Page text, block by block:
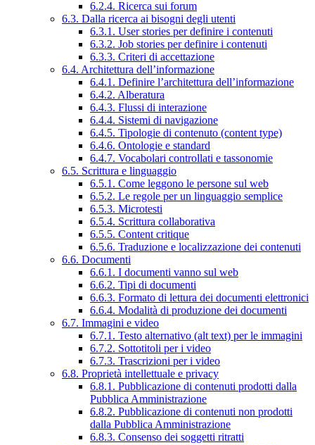
6.2.4. Ricerca sui forum
6.3. Dalla ricerca ai bisogni degli utenti
6.3.1. User stories per definire i contenuti
6.3.2. Job stories per definire i contenuti
6.3.3. Criteri di accettazione
6.4. Architettura dell’informazione
6.4.1. Definire l’architettura dell’informazione
6.4.2. Alberatura
6.4.3. Flussi di interazione
6.4.4. Sistemi di navigazione
6.4.5. Tipologie di contenuto (content type)
6.4.6. Ontologie e standard
6.4.7. Vocabolari controllati e tassonomie
6.5. Scrittura e linguaggio
6.5.1. Come leggono le persone sul web
6.5.2. Le regole per un linguaggio semplice
6.5.3. Microtesti
6.5.4. Scrittura collaborativa
6.5.5. Content critique
6.5.6. Traduzione e localizzazione dei contenuti
6.6. Documenti
6.6.1. I documenti vanno sul web
6.6.2. Tipi di documenti
6.6.3. Formato di lettura dei documenti elettronici
6.6.4. Modalità di produzione dei documenti
6.7. Immagini e video
6.7.1. Testo alternativo (alt text) per le immagini
6.7.2. Sottotitoli per i video
6.7.3. Trascrizioni per i video
6.8. Proprietà intellettuale e privacy
6.8.1. Pubblicazione di contenuti prodotti dalla
Pubblica Amministrazione
6.8.2. Pubblicazione di contenuti non prodotti
dalla Pubblica Amministrazione
6.8.3. Consenso dei soggetti ritratti